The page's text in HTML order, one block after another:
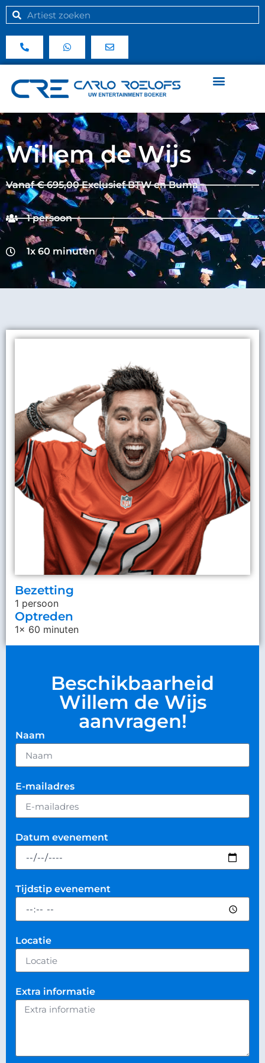
Willem de Wijs
Vanaf € 695,00 Exclusief BTW en Buma
1 persoon
1x 60 minuten
Bezetting
1 persoon
Optreden
1x 60 minuten
Beschikbaarheid
Willem de Wijs
aanvragen!
Naam
E-mailadres
Datum evenement
Tijdstip evenement
Locatie
Extra informatie